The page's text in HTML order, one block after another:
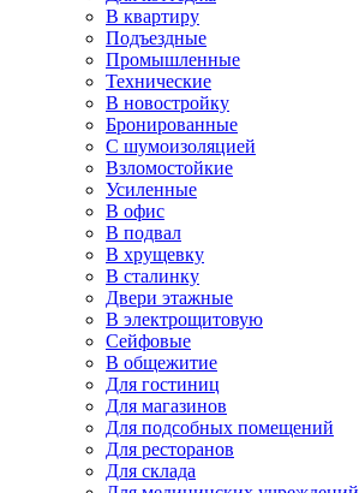
В квартиру
Подъездные
Промышленные
Технические
В новостройку
Бронированные
С шумоизоляцией
Взломостойкие
Усиленные
В офис
В подвал
В хрущевку
В сталинку
Двери этажные
В электрощитовую
Сейфовые
В общежитие
Для гостиниц
Для магазинов
Для подсобных помещений
Для ресторанов
Для склада